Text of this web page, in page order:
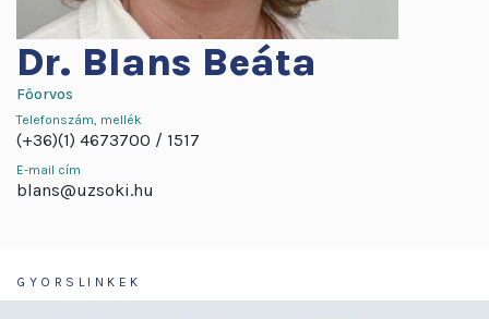
Dr. Blans Beáta
Főorvos
Telefonszám, mellék
(+36)(1) 4673700 1517
E-mail cím
blans@uzsoki.hu
GYORSLINKEK